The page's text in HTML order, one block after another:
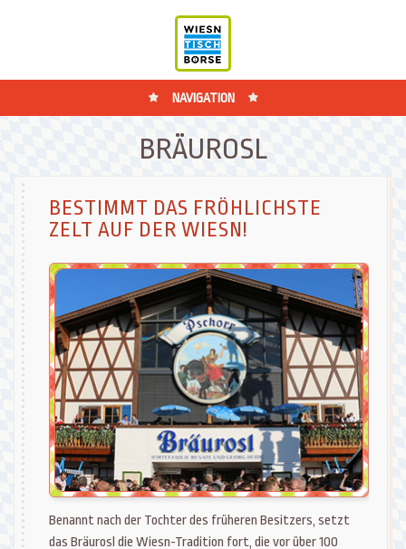
NAVIGATION
BRÄUROSL
BESTIMMT DAS FRÖHLICHSTE
ZELT AUF DER WIESN!
Benannt nach der Tochter des früheren Besitzers, setzt
das Bräurosl die Wiesn-Tradition fort, die vor über 100